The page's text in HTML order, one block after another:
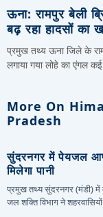
ऊना: रामपुर बेली
बढ़ रहा हादसों का
प्रमुख तथ्य ऊना जिले के
लगाया गया लोहे का एंगल
More On
Pradesh
सुंदरनगर में पेयजल
मिलेगा पानी
प्रमुख तथ्य सुंदरनगर (मंडी) में
जल शक्ति विभाग ने